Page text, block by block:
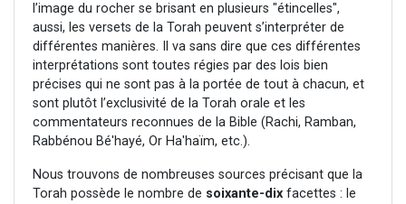
l’image du rocher se brisant en plusieurs "étincelles",
aussi, les versets de la Torah peuvent s’interpréter de
différentes manières. Il va sans dire que ces différentes
interprétations sont toutes régies par des lois bien
précises qui ne sont pas à la portée de tout à chacun, et
sont plutôt l’exclusivité de la Torah orale et les
commentateurs reconnues de la Bible (Rachi, Ramban,
Rabbénou Bé'hayé, Or Ha'haïm, etc.).
Nous trouvons de nombreuses sources précisant que la
Torah possède le nombre de soixante-dix facettes : le